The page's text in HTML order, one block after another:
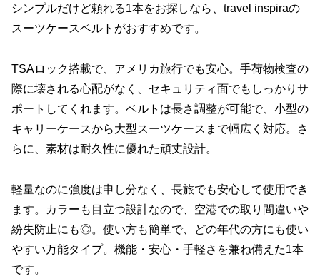
シンプルだけど頼れる1本をお探しなら、travel inspiraの
スーツケースベルトがおすすめです。
TSAロック搭載で、アメリカ旅行でも安心。手荷物検査の
際に壊される心配がなく、セキュリティ面でもしっかりサ
ポートしてくれます。ベルトは長さ調整が可能で、小型の
キャリーケースから大型スーツケースまで幅広く対応。さ
らに、素材は耐久性に優れた頑丈設計。
軽量なのに強度は申し分なく、長旅でも安心して使用でき
ます。カラーも目立つ設計なので、空港での取り間違いや
紛失防止にも◎。使い方も簡単で、どの年代の方にも使い
やすい万能タイプ。機能・安心・手軽さを兼ね備えた1本
です。